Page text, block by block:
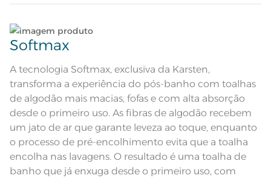
Atributos
Ótima absorção; Pré-encolhido;
Descrição Visual
Composição 100% Algodão
Tamanho Banhão
Cor Lima
Itens Inclusos 1 Toalha de Praia
Lave tipos de tecidos distintos separadamente;
ciclo;
Lave as peças no ciclo leve, suave ou delicado de
sua lavadora;
Enxágue as peças com bastante água;
Utilize a quantidade mínima de amaciante e sabão;
Softmax
A tecnologia Softmax, exclusiva da Karsten,
transforma a experiência do pós-banho com toalhas
de algodão mais macias, fofas e com alta absorção
desde o primeiro uso. As fibras de algodão recebem
um jato de ar que garante leveza ao toque, enquanto
o processo de pré-encolhimento evita que a toalha
encolha nas lavagens. O resultado é uma toalha de
banho que já enxuga desde o primeiro uso, com